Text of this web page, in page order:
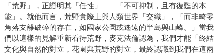
「荒野」，正證明其「任性」——「不可抑制，且有復甦的本
能」。就他而言，荒野實際上與人類世界「交織」，「而非畸零
角落支離破碎的存在，如國家公園或遙遠的半島與山峰。」當我
們以這樣的見解重新看待荒野，麥克法倫認為，我們才能「終結
文化與自然的對立，花園與荒野的對立，最終認識到我們在這兩